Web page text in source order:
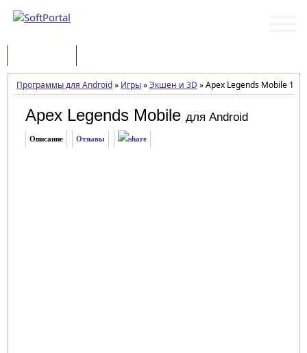
Программы для Android» Игры»Экшен и 3D »Apex Legends Mobile
Apex Legends Mobile для Android
Описание Отзывы